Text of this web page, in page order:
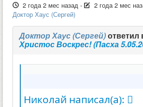
2 года 2 мес назад - 2 года 2 мес
Доктор Хаус (Сергей)
Доктор Хаус (Сергей)ответил
Христос Воскрес! (Пасха
Николай написал(а):